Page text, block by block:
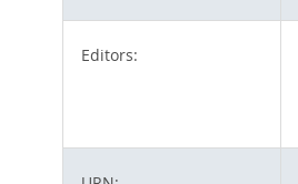
Editors: